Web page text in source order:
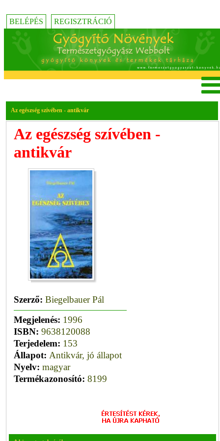
BELÉPÉS REGISZTRÁCIÓ
Az egészség szívében - antikvár
Az egészség szívében -
antikvár
Szerző: Biegelbauer Pál
Megjelenés: 1996
ISBN: 9638120088
Terjedelem: 153
Állapot: Antikvár, jó állapot
Nyelv: magyar
Termékazonosító: 8199